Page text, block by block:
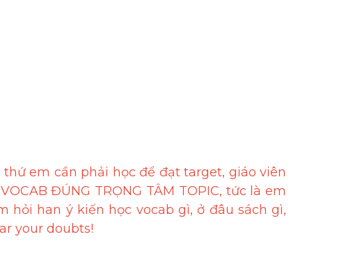
em cần phải học để đạt target, giáo viên
ĐÚNG TRỌNG TÂM TOPIC, tức là em
hỏi han ý kiến học vocab gì, ở đâu sách gì,
your doubts!